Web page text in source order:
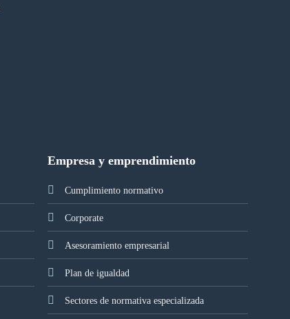
Empresa y emprendimiento
Cumplimiento normativo
Corporate
Asesoramiento empresarial
Plan de igualdad
Sectores de normativa especializada